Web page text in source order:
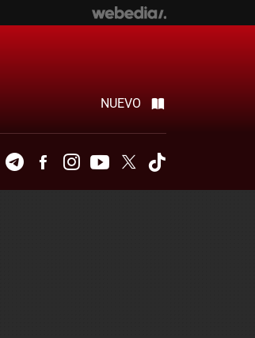
NUEVO
TelegramFacebookInstagramYoutubeTwitter